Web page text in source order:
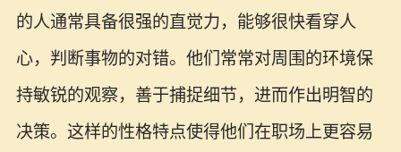
的人通常具备很强的直觉力，能够很快看穿人
心，判断事物的对错。他们常常对周围的环境保
持敏锐的观察，善于捕捉细节，进而作出明智的
决策。这样的性格特点使得他们在职场上更容易